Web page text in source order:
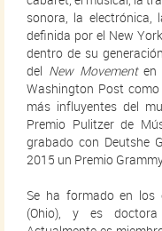
sonora, la electrónica,
definida por el New
dentro de su
del New Movementen
Washington Post
más influyentes del
Premio Pulitzer de
grabado con Deutshe
2015 un Premio
Se ha formado en los
(Ohio), y es